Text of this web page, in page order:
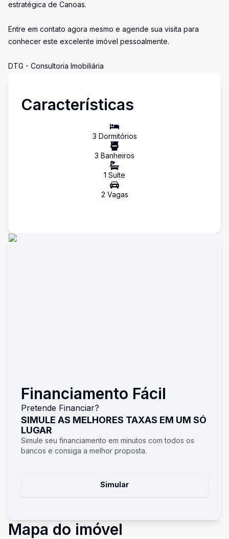
estratégica de Canoas.
Entre em contato agora mesmo e agende sua visita para
conhecer este excelente imóvel pessoalmente.
DTG - Consultoria Imobiliária
Características
3 Dormitórios
3 Banheiros
1 Suíte
2 Vagas
Financiamento Fácil
Pretende Financiar?
SIMULE AS MELHORES TAXAS EM UM SÓ
LUGAR
Simule seu financiamento em minutos com todos os
bancos e consiga a melhor proposta.
Simular
Mapa do imóvel